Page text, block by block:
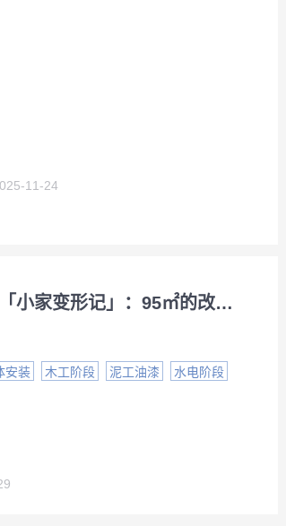
11-24
NO.2229【装修日记大赛】「小家变形记」：95㎡的改造全记录
安装 木工阶段 泥工油漆
水电阶段